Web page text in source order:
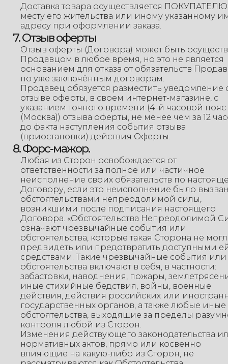
Доставка товара осуществляется
месту его жительства или иному указанному
адресу при оформлении заказа.
7. Отзыв оферты
Отзыв оферты (Договора) может быть
Продавцом в любое время, но это не является
основанием для отказа от обязательств
по уже заключённым договорам.
Продавец обязуется разместить уведомление
отзыве оферты, в своем интернет-магазине, с
указанием точного времени (4-й часовой пояс
(Москва)) отзыва оферты, не менее чем за 12
до факта наступления события отзыва
(приостановки) действия Оферты.
8. Форс-мажор.
Любая из Сторон освобождается от
ответственности за полное или частичное
неисполнение своих обязательств по
Договору, если это неисполнение было
обстоятельствами непреодолимой силы,
возникшими после подписания настоящего
Договора. «Обстоятельства Непреодолимой
означают чрезвычайные события или
обстоятельства, которые такая Сторона не
предвидеть или предотвратить доступными
средствами. Такие чрезвычайные события или
обстоятельства включают в себя, в частности:
забастовки, наводнения, пожары,
иные стихийные бедствия, войны, военные
действия, действия российских или
государственных органов, а также любые иные
обстоятельства, выходящие за пределы
контроля любой из Сторон.
Изменения действующего законодательства
нормативных актов, прямо или косвенно
влияющие на какую-либо из Сторон, не